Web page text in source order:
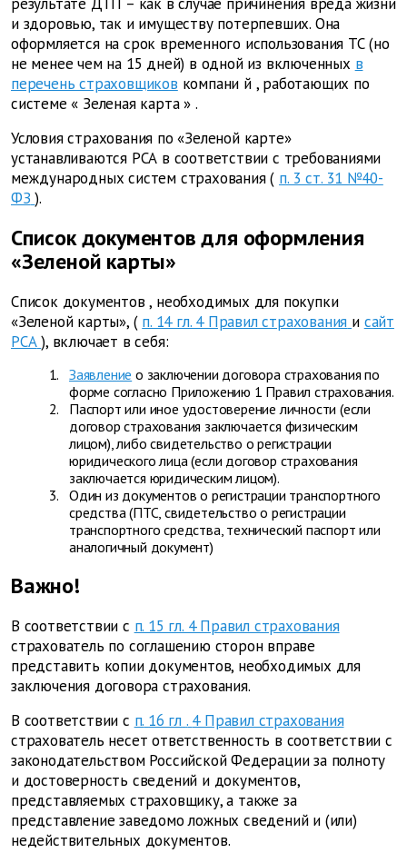
и здоровью, так и имуществу потерпевших. Она
оформляется на срок временного использования ТС (но
не менее чем на 15 дней) в одной из включенных в
перечень страховщиков компани й , работающих по
системе « Зеленая карта » .
Условия страхования по «Зеленой карте»
устанавливаются РСА в соответствии с требованиями
международных систем страхования ( п. 3 ст. 31 №40-
ФЗ ).
Список документов для оформления
«Зеленой карты»
Список документов , необходимых для покупки
«Зеленой карты», ( п. 14 гл. 4 Правил страхования и сайт
РСА ), включает в себя:
Заявление о заключении договора страхования по
форме согласно Приложению 1 Правил страхования.
Паспорт или иное удостоверение личности (если
договор страхования заключается физическим
лицом), либо свидетельство о регистрации
юридического лица (если договор страхования
заключается юридическим лицом).
Один из документов о регистрации транспортного
средства (ПТС, свидетельство о регистрации
транспортного средства, технический паспорт или
аналогичный документ)
Важно!
В соответствии с п. 15 гл. 4 Правил страхования
страхователь по соглашению сторон вправе
представить копии документов, необходимых для
заключения договора страхования.
В соответствии с п. 16 гл . 4 Правил страхования
страхователь несет ответственность в соответствии с
законодательством Российской Федерации за полноту
и достоверность сведений и документов,
представляемых страховщику, а также за
представление заведомо ложных сведений и (или)
недействительных документов.